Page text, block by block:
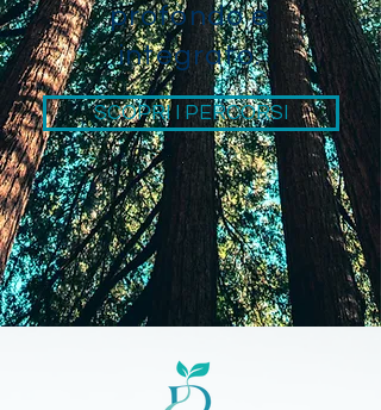
profondo e
integrato.
SCOPRI I PERCORSI